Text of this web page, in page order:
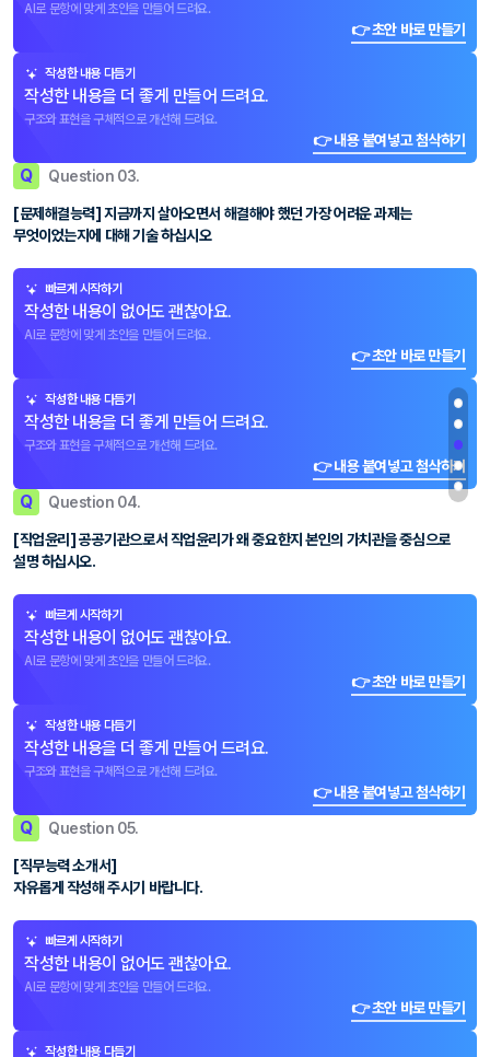
AI로 문항에 맞게 초안을 만들어 드려요.
👉 초안 바로 만들기
작성한 내용 다듬기
작성한 내용을 더 좋게 만들어 드려요.
구조와 표현을 구체적으로 개선해 드려요.
👉 내용 붙여넣고 첨삭하기
Q Question 03.
[문제해결능력] 지금까지 살아오면서 해결해야 했던 가장 어려운 과제는
무엇이었는지에 대해 기술 하십시오
빠르게 시작하기
작성한 내용이 없어도 괜찮아요.
AI로 문항에 맞게 초안을 만들어 드려요.
👉 초안 바로 만들기
작성한 내용 다듬기
작성한 내용을 더 좋게 만들어 드려요.
구조와 표현을 구체적으로 개선해 드려요.
👉 내용 붙여넣고 첨삭하기
Q Question 04.
[직업윤리] 공공기관으로서 직업윤리가 왜 중요한지 본인의 가치관을 중심으로
설명 하십시오.
빠르게 시작하기
작성한 내용이 없어도 괜찮아요.
AI로 문항에 맞게 초안을 만들어 드려요.
👉 초안 바로 만들기
작성한 내용 다듬기
작성한 내용을 더 좋게 만들어 드려요.
구조와 표현을 구체적으로 개선해 드려요.
👉 내용 붙여넣고 첨삭하기
Q Question 05.
[직무능력 소개서]
자유롭게 작성해 주시기 바랍니다.
빠르게 시작하기
작성한 내용이 없어도 괜찮아요.
AI로 문항에 맞게 초안을 만들어 드려요.
👉 초안 바로 만들기
작성한 내용 다듬기